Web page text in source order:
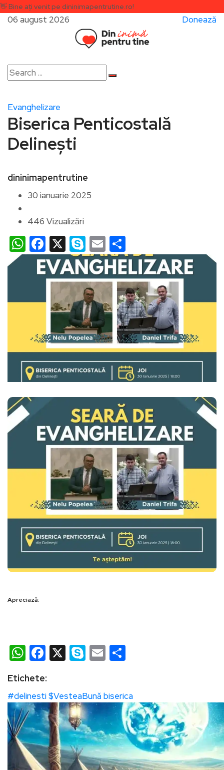
👋Bine ați venit pe dininimapentrutine.ro!
06 august 2026 Donează
Evanghelizare
Biserica Penticostală
Delinești
dininimapentrutine
30 ianuarie 2025
446 Vizualizări
WhatsApp
Facebook
X Skype
Email
Apreciază:
WhatsApp
Facebook
X Skype
Email
Etichete:
#delinesti$VesteaBună biserica